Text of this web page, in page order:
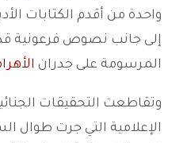
واحدة من أقدم الكتابات
إلى جانب نصوص فرعونية
المرسومة على جدران
وتقاطعت التحقيقات
الإعلامية التي جرت طوال